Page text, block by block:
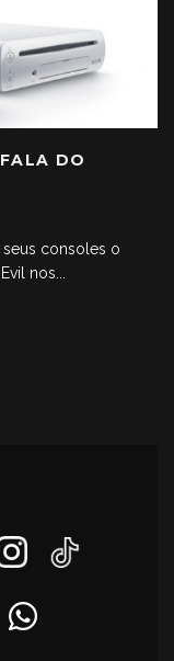
DO
seus consoles o
nos...